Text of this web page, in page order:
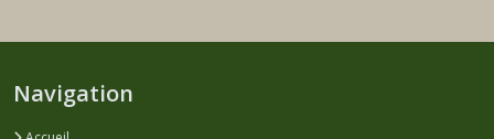
Navigation